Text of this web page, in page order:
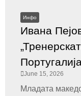
Инфо
Ивана
June 15, 2026
Младата